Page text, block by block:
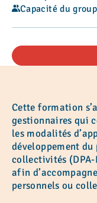
Capacité du
Cette formation
gestionnaires qui
les modalités
développement du
collectivités
afin
personnels ou